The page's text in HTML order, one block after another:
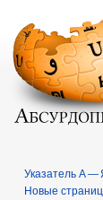
Указатель А —
Новые